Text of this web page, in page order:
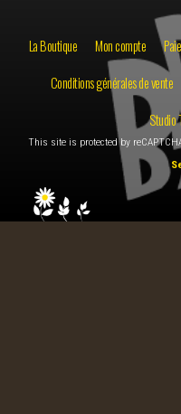
La Boutique Mon compte
Conditions générales de vente
Studio
This site is protected by